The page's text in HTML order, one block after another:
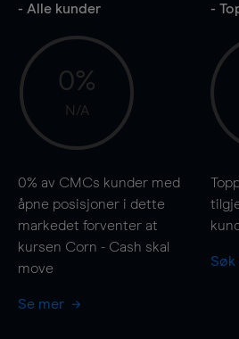
- Alle kunder
0%
N/A
0% av CMCs kunder med
åpne posisjoner i dette
markedet forventer at
kursen Corn - Cash skal
move
Se mer
-